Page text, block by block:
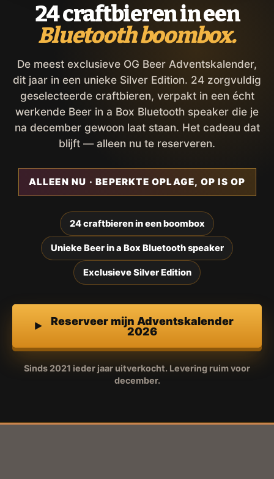
24 craftbieren in een
Bluetooth boombox.
De meest exclusieve OG Beer Adventskalender,
dit jaar in een unieke Silver Edition. 24 zorgvuldig
geselecteerde craftbieren, verpakt in een écht
werkende Beer in a Box Bluetooth speaker die je
na december gewoon laat staan. Het cadeau dat
blijft — alleen nu te reserveren.
ALLEEN NU · BEPERKTE OPLAGE, OP IS OP
24 craftbieren in een boombox
Unieke Beer in a Box Bluetooth speaker
Exclusieve Silver Edition
Reserveer mijn Adventskalender
2026
Sinds 2021 ieder jaar uitverkocht. Levering ruim voor
december.